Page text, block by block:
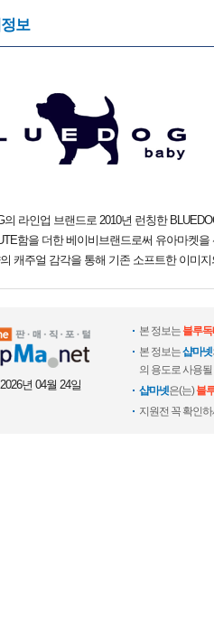
보
의 라인업 브랜드로 2010년 런칭한
함을 더한 베이비브랜드로써 유아마켓
캐주얼 감각을 통해 기존 소프트한 이미
년 04월 24일
본 정보는 블루
본 정보는샵마넷
의 용도로 사용
샵마넷은(는)블
지원전 꼭 확인